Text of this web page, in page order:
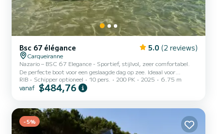
Bsc 67 élégance 5.0 (2 reviews)
Carqueiranne
Nazario – BSC 67 Elegance - Sportief, stijlvol, zeer comfortabel.
De perfecte boot voor een geslaagde dag op zee. Ideaal voor
maximaal 10 personen (aanbevolen 8). Zonnedek voor en achterdek
met verlenging van het zonnedek. Modulaire tafel & zonnetent.
Breedte: 2,96 m • Motorisatie: Suzuki DF200AP 200pk met
elektronische bediening. Optioneel: schipper, paddle en
cateringservice. De...
RIB Schipper optioneel 10 pers. 200 PK 2025 6.75 m
vanaf $484,76
-5%